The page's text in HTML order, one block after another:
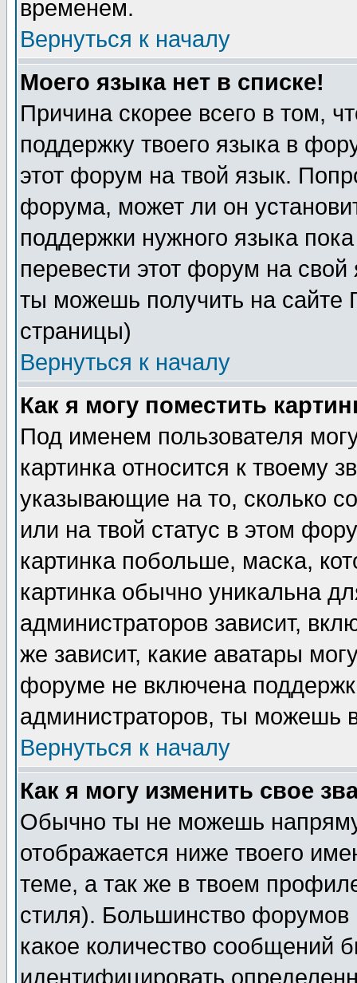
временем.
Вернуться к началу
Моего языка нет в списке!
Причина скорее всего в том,
поддержку твоего языка в
этот форум на твой язык.
форума, может ли он
поддержки нужного языка
перевести этот форум на
ты можешь получить на сайте
страницы)
Вернуться к началу
Как я могу поместить
Под именем пользователя
картинка относится к твоему
указывающие на то, сколько
или на твой статус в этом
картинка побольше, маска,
картинка обычно уникальна
администраторов зависит,
же зависит, какие аватары
форуме не включена
администраторов, ты можешь
Вернуться к началу
Как я могу изменить свое
Обычно ты не можешь
отображается ниже твоего
теме, а так же в твоем
стиля). Большинство форумов
какое количество сообщений
идентифицировать